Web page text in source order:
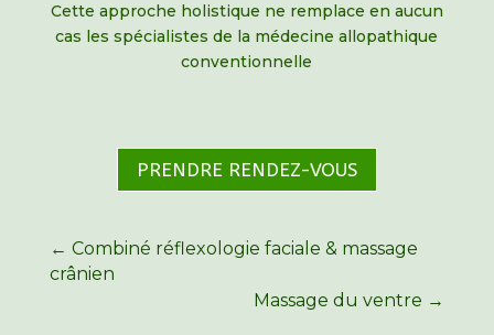
Cette approche holistique ne remplace en aucun
cas les spécialistes de la médecine allopathique
conventionnelle
PRENDRE RENDEZ-VOUS
← Combiné réflexologie faciale & massage
crânien
Massage du ventre →